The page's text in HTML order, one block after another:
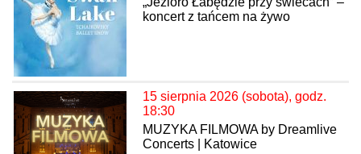
koncert z tańcem na żywo
15 sierpnia 2026 (sobota), godz.
18:30
MUZYKA FILMOWA by Dreamlive
Concerts | Katowice